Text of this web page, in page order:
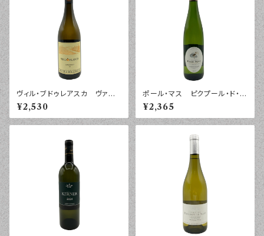
ヴィル・ブドゥレアスカ ヴァイ
ン・イン・フレイム シャルド
ネ ルーマニア ２０２５年 ７
５０ｍｌ
¥2,530
ポール・マス ピクプール・ド・ピ
ネ ２０２５年 ７５０ｍｌ
¥2,365